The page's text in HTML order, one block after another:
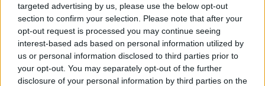
targeted advertising by us, please use the below opt-out
section to confirm your selection. Please note that after your
opt-out request is processed you may continue seeing
interest-based ads based on personal information utilized by
us or personal information disclosed to third parties prior to
your opt-out. You may separately opt-out of the further
disclosure of your personal information by third parties on the